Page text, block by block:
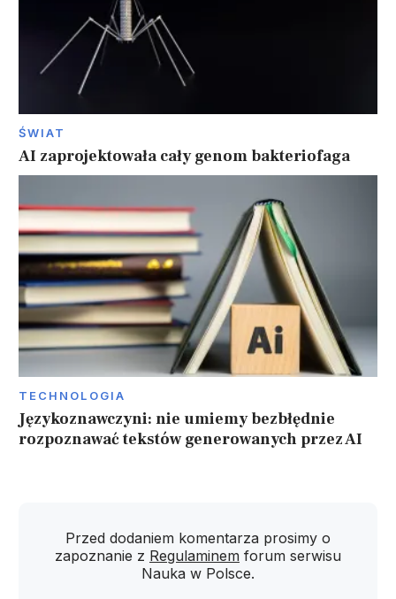
ŚWIAT
AI zaprojektowała cały genom bakteriofaga
TECHNOLOGIA
Językoznawczyni: nie umiemy bezbłędnie
rozpoznawać tekstów generowanych przez AI
Przed dodaniem komentarza prosimy o
zapoznanie z Regulaminem forum serwisu
Nauka w Polsce.